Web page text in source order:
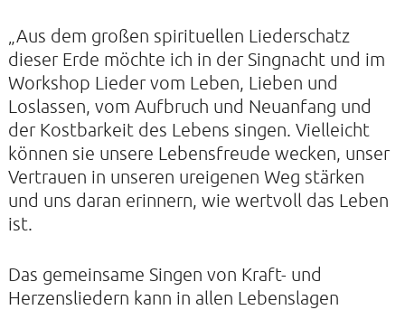
KONZERTE
ALLE TERMINE
KONTAKTE
SO KOMMEN SIE ZU UNS
FILM ZUR KIRCHE DER STILLE
„Aus dem großen spirituellen Liederschatz
dieser Erde möchte ich in der Singnacht und im
Workshop Lieder vom Leben, Lieben und
Loslassen, vom Aufbruch und Neuanfang und
der Kostbarkeit des Lebens singen. Vielleicht
können sie unsere Lebensfreude wecken, unser
Vertrauen in unseren ureigenen Weg stärken
und uns daran erinnern, wie wertvoll das Leben
ist.
Das gemeinsame Singen von Kraft- und
Herzensliedern kann in allen Lebenslagen